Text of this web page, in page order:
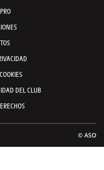
DEL CLUB
© ASO